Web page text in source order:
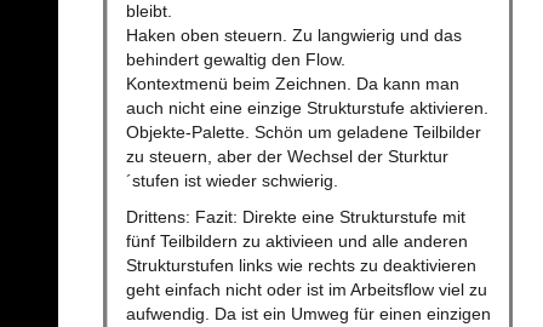
bleibt.
Haken oben steuern. Zu langwierig und das
behindert gewaltig den Flow.
Kontextmenü beim Zeichnen. Da kann man
auch nicht eine einzige Strukturstufe aktivieren.
Objekte-Palette. Schön um geladene Teilbilder
zu steuern, aber der Wechsel der Sturktur
´stufen ist wieder schwierig.
Drittens: Fazit: Direkte eine Strukturstufe mit
fünf Teilbildern zu aktivieen und alle anderen
Strukturstufen links wie rechts zu deaktivieren
geht einfach nicht oder ist im Arbeitsflow viel zu
aufwendig. Da ist ein Umweg für einen einzigen